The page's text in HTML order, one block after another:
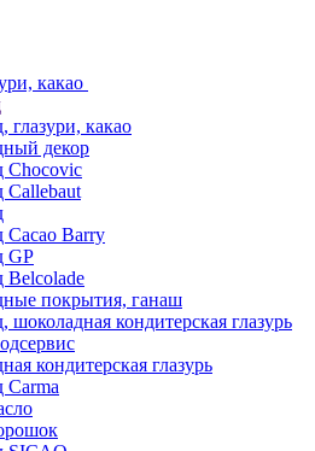
какао
глазури, какао
декор
Chocovic
Barry
GP
покрытия, ганаш
шоколадная кондитерская глазурь
кондитерская глазурь